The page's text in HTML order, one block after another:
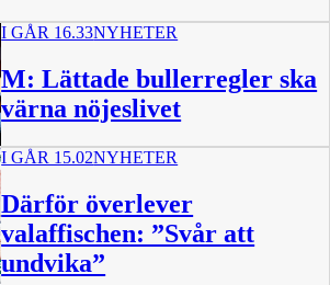
I GÅR 16.33NYHETER
M: Lättade bullerregler ska
värna nöjeslivet
I GÅR 15.02NYHETER
Därför överlever
valaffischen: ”Svår att
undvika”